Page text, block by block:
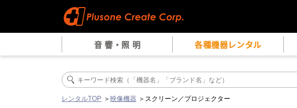
音 響・照 明 各種機器レンタル
レンタルTOP ＞ 映像機器 ＞スクリーン／プロジェクター